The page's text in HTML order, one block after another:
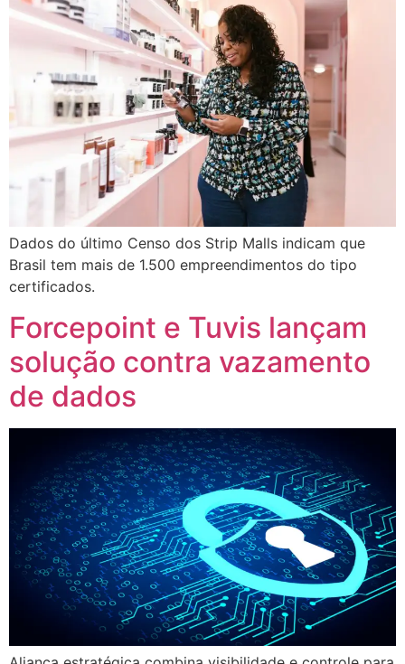
Dados do último Censo dos Strip Malls indicam que
Brasil tem mais de 1.500 empreendimentos do tipo
certificados.
Forcepoint e Tuvis lançam
solução contra vazamento
de dados